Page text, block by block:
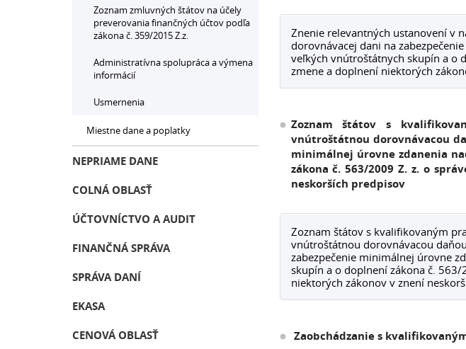
Znenie relevantných ustanovení v
dorovnávacej dani na
veľkých vnútroštátnych skupín a o
zmene a doplnení niektorých
Zoznam štátov s
vnútroštátnou dorovnávacou
minimálnej úrovne zdanenia
zákona č. 563/2009 Z. z. o
neskorších predpisov
Zoznam štátov s kvalifikovaným
vnútroštátnou dorovnávacou
zabezpečenie minimálnej úrovne
skupín a o doplnení zákona č.
niektorých zákonov v znení
Zaobchádzanie s
Zoznam zmluvných štátov na účely
preverovania finančných účtov podľa
zákona č. 359/2015 Z.z.
Administratívna spolupráca a výmena
informácií
Usmernenia
Miestne dane a poplatky
NEPRIAME DANE
COLNÁ OBLASŤ
ÚČTOVNÍCTVO A AUDIT
FINANČNÁ SPRÁVA
SPRÁVA DANÍ
EKASA
CENOVÁ OBLASŤ